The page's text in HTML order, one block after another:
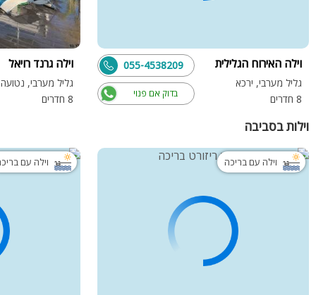
וילה האירוח הגלילית
גליל מערבי, ירכא
8 חדרים
בדוק אם פנוי
055-4538209 וילה גרנד רויאל
גליל מערבי, נטועה
8 חדרים
וילות בסביבה
וילה עם בריכה וילה עם